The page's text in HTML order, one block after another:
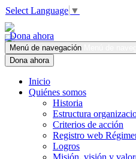
Select Language ▼
Dona ahora
Menú de navegación
Dona ahora
Inicio
Quiénes somos
Historia
Estructura
Criterios de acción
Registro web
Logros